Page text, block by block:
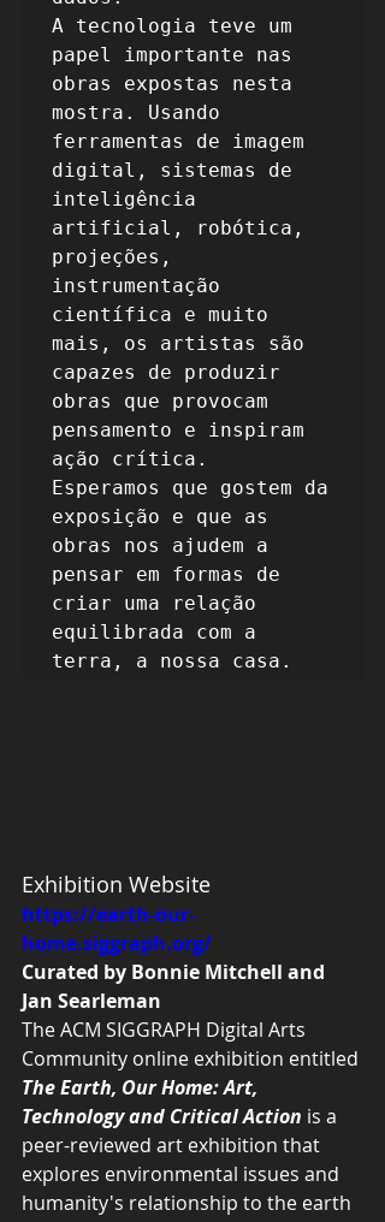
A tecnologia teve um
papel importante nas
obras expostas nesta
mostra. Usando
ferramentas de imagem
digital, sistemas de
inteligência
artificial, robótica,
projeções,
instrumentação
científica e muito
mais, os artistas são
capazes de produzir
obras que provocam
pensamento e inspiram
ação crítica.
Esperamos que gostem da
exposição e que as
obras nos ajudem a
pensar em formas de
criar uma relação
equilibrada com a
terra, a nossa casa.
Exhibition Website
https://earth-our-
home.siggraph.org/
Curated by Bonnie Mitchell and
Jan Searleman
The ACM SIGGRAPH Digital Arts
Community online exhibition entitled
The Earth, Our Home: Art,
Technology and Critical Action is a
peer-reviewed art exhibition that
explores environmental issues and
humanity's relationship to the earth